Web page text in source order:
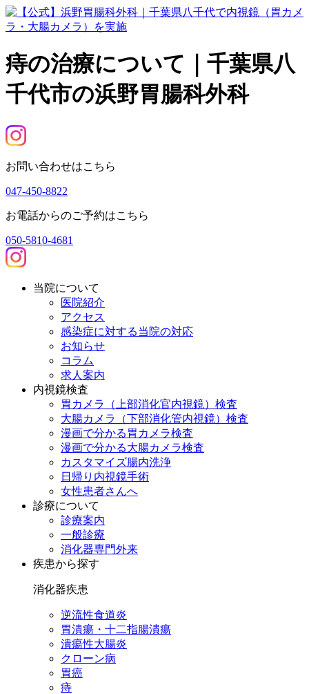
痔の治療について｜千葉県八
千代市の浜野胃腸科外科
お問い合わせはこちら
047-450-8822
お電話からのご予約はこちら
050-5810-4681
当院について
医院紹介
アクセス
感染症に対する当院の対応
お知らせ
コラム
求人案内
内視鏡検査
胃カメラ（上部消化官内視鏡）検査
大腸カメラ（下部消化管内視鏡）検査
漫画で分かる胃カメラ検査
漫画で分かる大腸カメラ検査
カスタマイズ腸内洗浄
日帰り内視鏡手術
女性患者さんへ
診療について
診療案内
一般診療
消化器専門外来
疾患から探す
消化器疾患
逆流性食道炎
胃潰瘍・十二指腸潰瘍
潰瘍性大腸炎
クローン病
胃癌
痔